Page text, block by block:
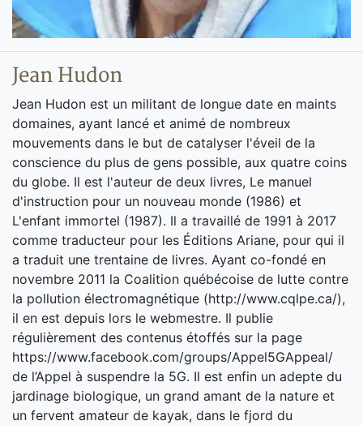
Jean Hudon
Jean Hudon est un militant de longue date en maints
domaines, ayant lancé et animé de nombreux
mouvements dans le but de catalyser l'éveil de la
conscience du plus de gens possible, aux quatre coins
du globe. Il est l'auteur de deux livres, Le manuel
d'instruction pour un nouveau monde (1986) et
L'enfant immortel (1987). Il a travaillé de 1991 à 2017
comme traducteur pour les Éditions Ariane, pour qui il
a traduit une trentaine de livres. Ayant co-fondé en
novembre 2011 la Coalition québécoise de lutte contre
la pollution électromagnétique (http://www.cqlpe.ca/),
il en est depuis lors le webmestre. Il publie
régulièrement des contenus étoffés sur la page
https://www.facebook.com/groups/Appel5GAppeal/
de l’Appel à suspendre la 5G. Il est enfin un adepte du
jardinage biologique, un grand amant de la nature et
un fervent amateur de kayak, dans le fjord du